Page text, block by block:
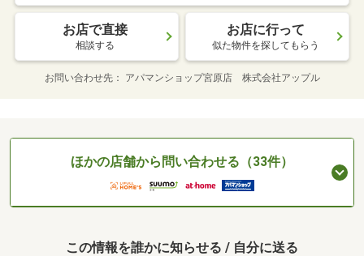
お店で直接
相談する
お店に行って
似た物件を探してもらう
お問い合わせ先 アパマンショップ宮原店 株式会社アップル
ほかの店舗から問い合わせる（33件）
この情報を誰かに知らせる / 自分に送る